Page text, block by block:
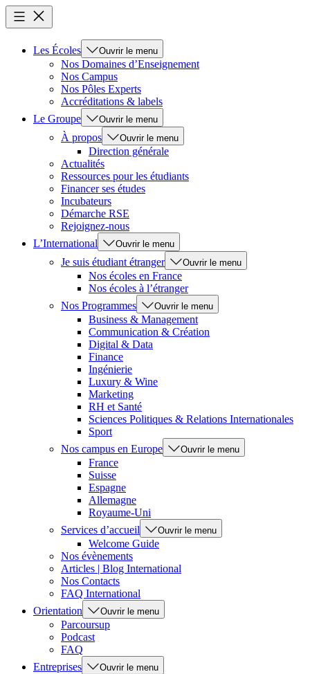
Les Écoles Ouvrir le menu
Nos Domaines d’Enseignement
Nos Campus
Nos Pôles Experts
Accréditations & labels
Le Groupe
Ouvrir le menu
À propos Ouvrir le menu
Direction générale
Actualités
Ressources pour les étudiants
Financer ses études
Incubateurs
Démarche RSE
Rejoignez-nous
L’International
Ouvrir le menu
Je suis étudiant étranger Ouvrir le menu
Nos écoles en France
Nos écoles à l’étranger
Nos Programmes
Ouvrir le menu
Business & Management
Communication & Création
Digital & Data
Finance
Ingénierie
Luxury & Wine
Marketing
RH et Santé
Sciences Politiques & Relations Internationales
Sport
Nos campus en Europe
Ouvrir le menu
France
Suisse
Espagne
Allemagne
Royaume-Uni
Services d’accueil
Ouvrir le menu
Welcome Guide
Nos évènements
Articles | Blog International
Nos Contacts
FAQ International
Orientation
Ouvrir le menu
Parcoursup
Podcast
FAQ
Entreprises
Ouvrir le menu